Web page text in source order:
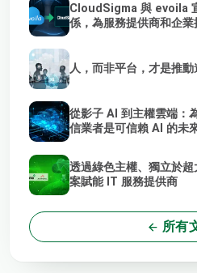
CloudSigma 與 evoila
係，為服務提供商和企
人，而非平台，才是推
從影子 AI 到主權雲端：
信業者是可信賴 AI 的未
透過綠色主權、獨立於
案賦能 IT 服務提供商
所有